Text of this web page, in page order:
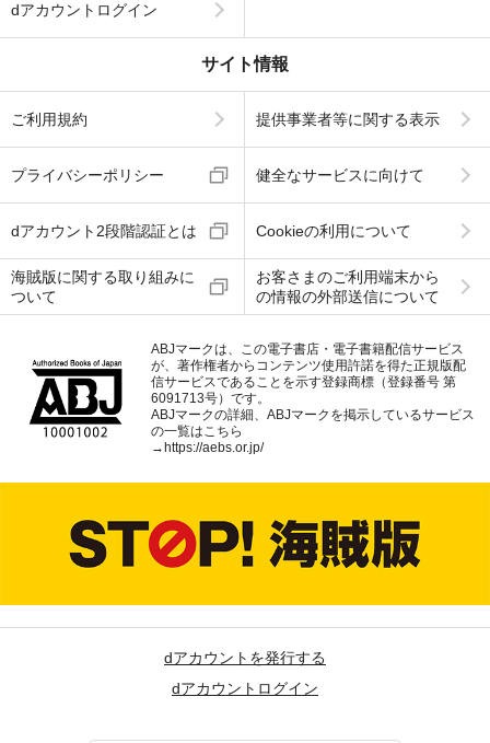
dアカウントログイン
サイト情報
ご利用規約 提供事業者等に関する表示
プライバシーポリシー 健全なサービスに向けて
dアカウント2段階認証とは Cookieの利用について
海賊版に関する取り組みに
ついて
お客さまのご利用端末から
の情報の外部送信について
ABJマークは、この電子書店・電子書籍配信サービス
が、著作権者からコンテンツ使用許諾を得た正規版配
信サービスであることを示す登録商標（登録番号 第
6091713号）です。
ABJマークの詳細、ABJマークを掲示しているサービス
の一覧はこちら
→ https://aebs.or.jp/
dアカウントを発行する
dアカウントログイン